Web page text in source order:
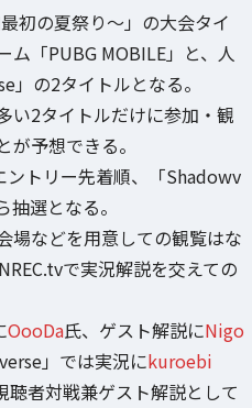
初の夏祭り～」の大会タイ
ム「PUBG MOBILE」と、人
」の2タイトルとなる。
い2タイトルだけに参加・観
予想できる。
ントリー先着順、「Shadowv
選となる。
場などを用意しての観覧はな
で実況解説を交えての
OooDa氏、ゲスト解説にNigo
」では実況にkuroebi
聴者対戦兼ゲスト解説として